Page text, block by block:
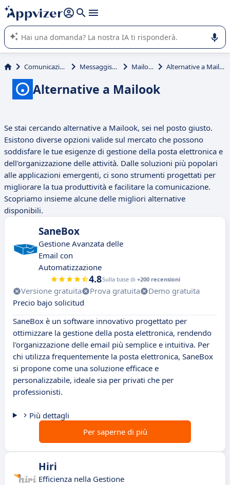
righe con
shift + enter
L'IA di Appvizer vi guida nell'utilizzo o nella scelta di un
software SaaS per la vostra azienda.
Comunicazione Messaggistica Mailook Alternative a Mailook
Alternative a Mailook
Se stai cercando alternative a Mailook, sei nel posto giusto.
Esistono diverse opzioni valide sul mercato che possono
soddisfare le tue esigenze di gestione della posta elettronica e
dell'organizzazione delle attività. Dalle soluzioni più popolari
alle applicazioni emergenti, ci sono strumenti progettati per
migliorare la tua produttività e facilitare la comunicazione.
Scopriamo insieme alcune delle migliori alternative
disponibili.
SaneBox
Gestione Avanzata delle
Email con
Automatizzazione
4.8Sulla base di +200 recensioni
Versione gratuita Prova gratuita
Demo gratuita
Precio bajo solicitud
SaneBox è un software innovativo progettato per
ottimizzare la gestione della posta elettronica, rendendo
l'organizzazione delle email più semplice e intuitiva. Per
chi utilizza frequentemente la posta elettronica, SaneBox
si propone come una soluzione efficace e
personalizzabile, ideale sia per privati che per
professionisti.
Più dettagli
Per saperne di più
Hiri
Efficienza nella Gestione